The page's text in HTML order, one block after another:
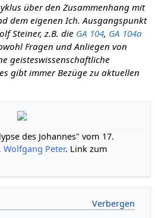
über den Zusammenhang mit
dem eigenen Ich. Ausgangspunkt
Steiner, z.B. die GA 104, GA 104a
Fragen und Anliegen von
geisteswissenschaftliche
gibt immer Bezüge zu aktuellen
des Johannes" vom 17.
Wolfgang Peter. Link zum